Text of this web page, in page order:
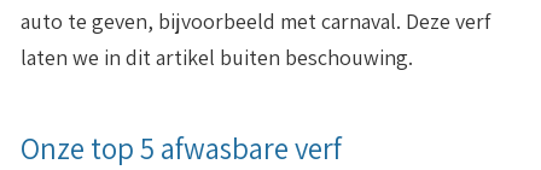
auto te geven, bijvoorbeeld met carnaval. Deze verf
laten we in dit artikel buiten beschouwing.
Onze top 5 afwasbare verf